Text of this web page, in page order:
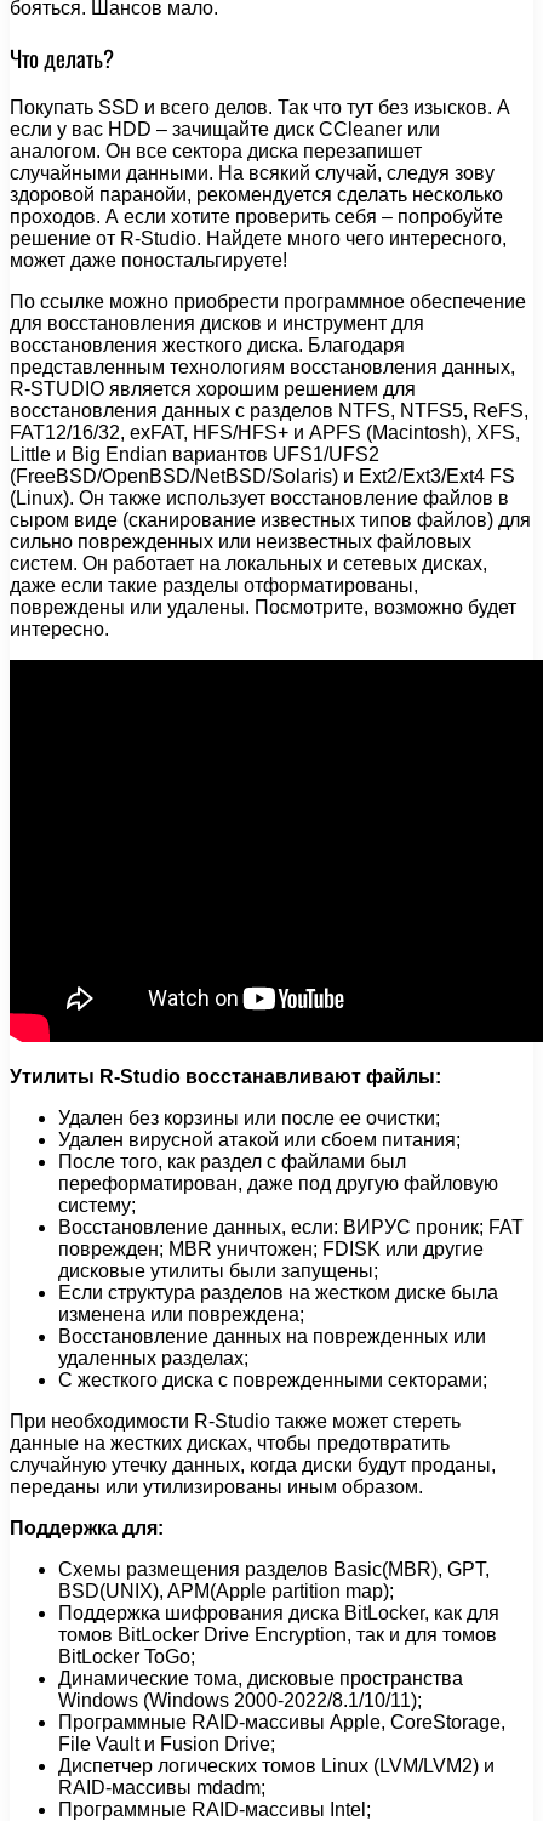
бояться. Шансов мало.
Что делать?
Покупать SSD и всего делов. Так что тут без изысков. А
если у вас HDD – зачищайте диск CCleaner или
аналогом. Он все сектора диска перезапишет
случайными данными. На всякий случай, следуя зову
здоровой паранойи, рекомендуется сделать несколько
проходов. А если хотите проверить себя – попробуйте
решение от R-Studio. Найдете много чего интересного,
может даже поностальгируете!
По ссылке можно приобрести программное обеспечение
для восстановления дисков и инструмент для
восстановления жесткого диска. Благодаря
представленным технологиям восстановления данных,
R-STUDIO является хорошим решением для
восстановления данных с разделов NTFS, NTFS5, ReFS,
FAT12/16/32, exFAT, HFS/HFS+ и APFS (Macintosh), XFS,
Little и Big Endian вариантов UFS1/UFS2
(FreeBSD/OpenBSD/NetBSD/Solaris) и Ext2/Ext3/Ext4 FS
(Linux). Он также использует восстановление файлов в
сыром виде (сканирование известных типов файлов) для
сильно поврежденных или неизвестных файловых
систем. Он работает на локальных и сетевых дисках,
даже если такие разделы отформатированы,
повреждены или удалены. Посмотрите, возможно будет
интересно.
Утилиты R-Studio восстанавливают файлы:
Удален без корзины или после ее очистки;
Удален вирусной атакой или сбоем питания;
После того, как раздел с файлами был
переформатирован, даже под другую файловую
систему;
Восстановление данных, если: ВИРУС проник; FAT
поврежден; MBR уничтожен; FDISK или другие
дисковые утилиты были запущены;
Если структура разделов на жестком диске была
изменена или повреждена;
Восстановление данных на поврежденных или
удаленных разделах;
С жесткого диска с поврежденными секторами;
При необходимости R-Studio также может стереть
данные на жестких дисках, чтобы предотвратить
случайную утечку данных, когда диски будут проданы,
переданы или утилизированы иным образом.
Поддержка для:
Схемы размещения разделов Basic(MBR), GPT,
BSD(UNIX), APM(Apple partition map);
Поддержка шифрования диска BitLocker, как для
томов BitLocker Drive Encryption, так и для томов
BitLocker ToGo;
Динамические тома, дисковые пространства
Windows (Windows 2000-2022/8.1/10/11);
Программные RAID-массивы Apple, CoreStorage,
File Vault и Fusion Drive;
Диспетчер логических томов Linux (LVM/LVM2) и
RAID-массивы mdadm;
Программные RAID-массивы Intel;